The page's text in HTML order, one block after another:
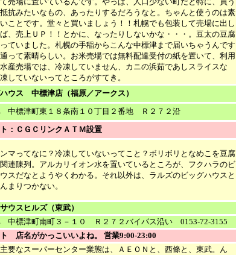
抗みたいなもの、あったりするだろうなと。ちゃんと使うのは素
ことです。堂々と買いましょう！！札幌でも包装して売場に出し
、売上ＵＰ！！とかに、なったりしないかな・・・。 豆太の豆腐
ていました。札幌の手稲からこんな中標津まで届いちゃうんです
って素晴らしい。お米売場では無料配達受付の紙を置いて、利用
産売場では、冷凍していません、カニの浜茹であしスライスな
していないってところがすてき。
ハウス 中標津店（福原／アークス）
中標津町東１８条南１０丁目２番地 Ｒ２７２沿
：ＣＧＣリンクＡＴＭ設置
マってなに？冷凍していないってこと？ボリボリとなめこを豆腐
連陳列。アルカリイオン水を置いているところが、フクハラのビ
スだなとようやくわかる。それ以外は、ラルズのビッグハウスと
まりつかない。
ウスヒルズ（東武）
中標津町南町３－１０ Ｒ２７２バイパス沿い 0153-72-3155
店名がかっこいいよね。 営業9:00-23:00
要なスーパーセンター業態は、ＡＥＯＮと、西條と、東武。ん